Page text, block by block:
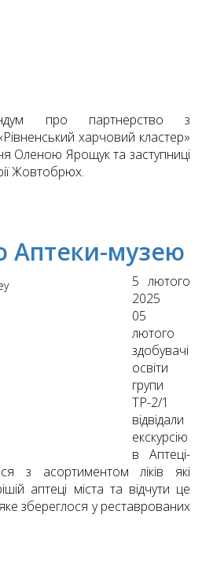
про партнерство з
харчовий кластер»
Оленою Ярощук та заступниці
Жовтобрюх.
Аптеки-музею
5 лютого
2025
05
лютого
здобувачі
освіти
групи
ТР-2/1
відвідали
екскурсію
в Аптеці-
з асортиментом ліків які
аптеці міста та відчути це
збереглося у реставрованих